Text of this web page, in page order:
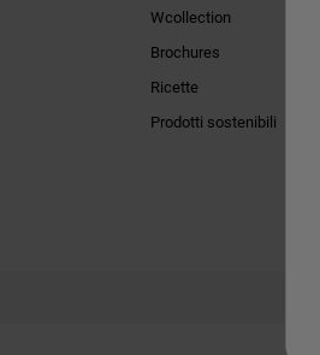
Wcollection
Brochures
Ricette
Prodotti sostenibili